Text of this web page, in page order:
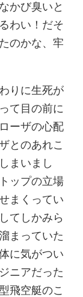
かび臭いと
わい！だそ
のかな、牢
りに生死が
て目の前に
ーザの心配
とのあれこ
まいまし
ップの立場
まくってい
てしかみら
まっていた
に気がつい
ニアだった
飛空艇のこ